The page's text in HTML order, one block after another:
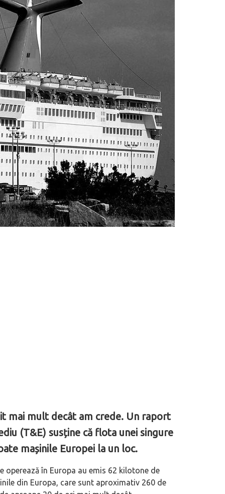
mai mult decât am crede. Un raport
(T&E) susține că flota unei singure
mașinile Europei la un loc.
operează în Europa au emis 62 kilotone de
din Europa, care sunt aproximativ 260 de